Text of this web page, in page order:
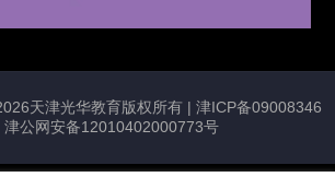
天津光华教育版权所有 | 津ICP备09008346
津公网安备12010402000773号